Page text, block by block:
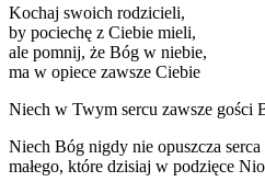
Kochaj swoich rodzicieli,
by pociechę z Ciebie mieli,
ale pomnij, że Bóg w niebie,
ma w opiece zawsze Ciebie
Niech w Twym sercu zawsze gości
Niech Bóg nigdy nie opuszcza
małego, które dzisiaj w podzięce